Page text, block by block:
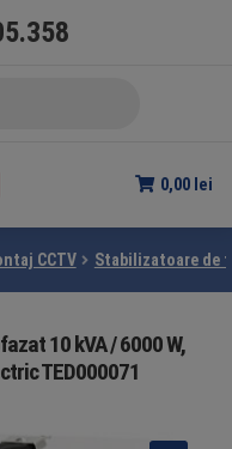
0,00 lei
CCTV Stabilizatoare de
10 kVA / 6000 W,
TED000071